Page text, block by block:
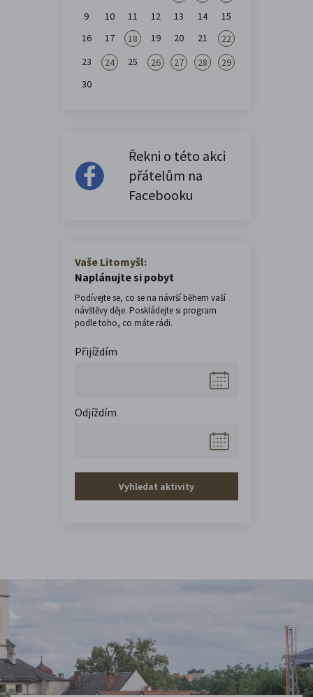
9
10 11 12 13 14
15
16
17 18 19 20 21
22
23
24 25 26 27 28
29
30
Řekni o této akci
přátelům na
Facebooku
Vaše Litomyšl:
Naplánujte si pobyt
Podívejte se, co se na návrší během vaší
návštěvy děje. Poskládejte si program
podle toho, co máte rádi.
Přijíždím
Odjíždím
Vyhledat aktivity